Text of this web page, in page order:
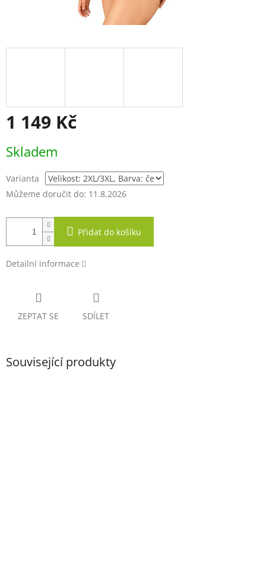
1 149 Kč
cena:
Skladem
Varianta
Můžeme doručit do: 11.8.2026
Přidat do košíku
Detailní informace
ZEPTAT SE SDÍLET
Související produkty